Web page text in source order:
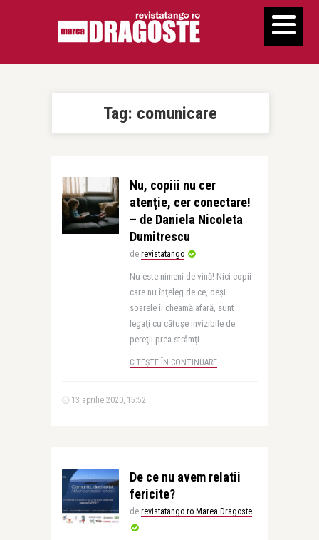
Tag: comunicare
Nu, copiii nu cer
atenţie, cer conectare!
– de Daniela Nicoleta
Dumitrescu
de revistatango
Nu este nimeni de vină! Nici copii
care nu înţeleg de ce, deşi
soarele îi cheamă afară, sunt
legaţi cu cătuşe invizibile de
pereţii prea strâmţi ..
CITEȘTE ÎN CONTINUARE
13 aprilie 2020, 15:52
De ce nu avem relatii
fericite?
de revistatango.ro Marea Dragoste